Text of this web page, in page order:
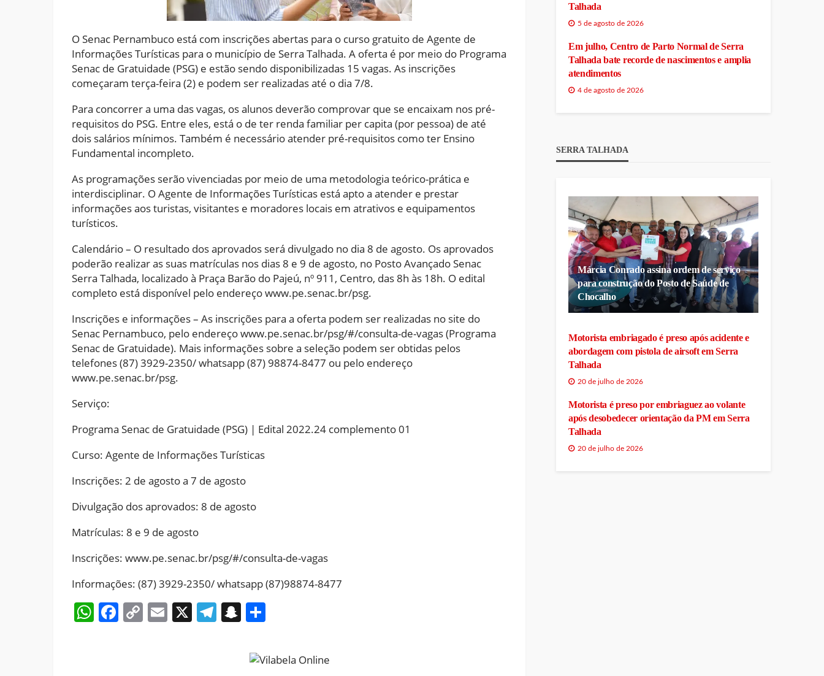
O Senac Pernambuco está com inscrições abertas para o curso gratuito de Agente de
Informações Turísticas para o município de Serra Talhada. A oferta é por meio do Programa
Senac de Gratuidade (PSG) e estão sendo disponibilizadas 15 vagas. As inscrições
começaram terça-feira (2) e podem ser realizadas até o dia 7/8.
Para concorrer a uma das vagas, os alunos deverão comprovar que se encaixam nos pré-
requisitos do PSG. Entre eles, está o de ter renda familiar per capita (por pessoa) de até
dois salários mínimos. Também é necessário atender pré-requisitos como ter Ensino
Fundamental incompleto.
As programações serão vivenciadas por meio de uma metodologia teórico-prática e
interdisciplinar. O Agente de Informações Turísticas está apto a atender e prestar
informações aos turistas, visitantes e moradores locais em atrativos e equipamentos
turísticos.
Calendário – O resultado dos aprovados será divulgado no dia 8 de agosto. Os aprovados
poderão realizar as suas matrículas nos dias 8 e 9 de agosto, no Posto Avançado Senac
Serra Talhada, localizado à Praça Barão do Pajeú, nº 911, Centro, das 8h às 18h. O edital
completo está disponível pelo endereço www.pe.senac.br/psg.
Inscrições e informações – As inscrições para a oferta podem ser realizadas no site do
Senac Pernambuco, pelo endereço www.pe.senac.br/psg/#/consulta-de-vagas (Programa
Senac de Gratuidade). Mais informações sobre a seleção podem ser obtidas pelos
telefones (87) 3929-2350/ whatsapp (87) 98874-8477 ou pelo endereço
www.pe.senac.br/psg.
Serviço:
Programa Senac de Gratuidade (PSG) | Edital 2022.24 complemento 01
Curso: Agente de Informações Turísticas
Inscrições: 2 de agosto a 7 de agosto
Divulgação dos aprovados: 8 de agosto
Matrículas: 8 e 9 de agosto
Inscrições: www.pe.senac.br/psg/#/consulta-de-vagas
Informações: (87) 3929-2350/ whatsapp (87)98874-8477
WhatsApp
Facebook
CopyEmail
X Telegram
Snapchat
Talhada
5 de agosto de 2026
Em julho, Centro de Parto Normal de Serra
Talhada bate recorde de nascimentos e amplia
atendimentos
4 de agosto de 2026
SERRA TALHADA
Márcia Conrado assina ordem de serviço
para construção do Posto de Saúde de
Chocalho
Motorista embriagado é preso após acidente e
abordagem com pistola de airsoft em Serra
Talhada
20 de julho de 2026
Motorista é preso por embriaguez ao volante
após desobedecer orientação da PM em Serra
Talhada
20 de julho de 2026